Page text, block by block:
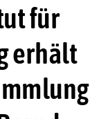
für
erhält